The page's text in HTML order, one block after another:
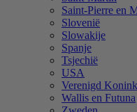
Saint-Pierre en
Slovenië
Slowakije
Spanje
Tsjechië
USA
Verenigd
Wallis en Futuna